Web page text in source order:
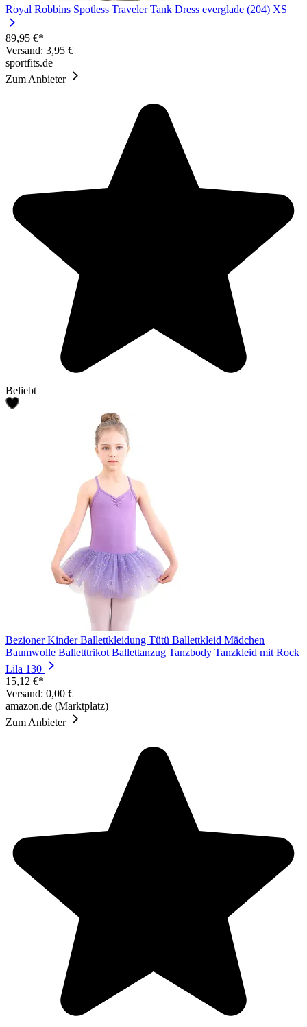
Royal Robbins Spotless Traveler Tank Dress everglade (204) XS
89,95 €*
Versand: 3,95 €
sportfits.de
Zum Anbieter
Beliebt
Bezioner Kinder Ballettkleidung Tütü Ballettkleid Mädchen
Baumwolle Balletttrikot Ballettanzug Tanzbody Tanzkleid mit Rock
Lila 130
15,12 €*
Versand: 0,00 €
amazon.de (Marktplatz)
Zum Anbieter